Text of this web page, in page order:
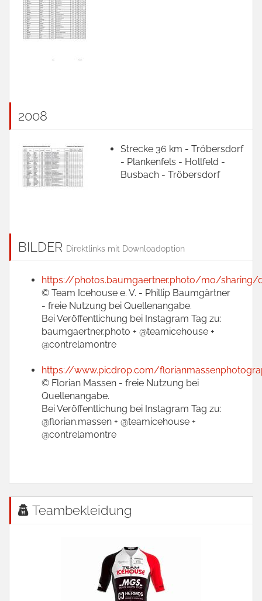
2008
Strecke 36 km - Tröbersdorf
- Plankenfels - Hollfeld -
Busbach - Tröbersdorf
BILDER Direktlinks mit Downloadoption
https://photos.baumgaertner.photo/mo/sharing/
© Team Icehouse e. V. - Phillip Baumgärtner
- freie Nutzung bei Quellenangabe.
Bei Veröffentlichung bei Instagram Tag zu:
baumgaertner.photo + @teamicehouse +
@contrelamontre
https://www.picdrop.com/
© Florian Massen - freie Nutzung bei
Quellenangabe.
Bei Veröffentlichung bei Instagram Tag zu:
@florian.massen + @teamicehouse +
@contrelamontre
Teambekleidung